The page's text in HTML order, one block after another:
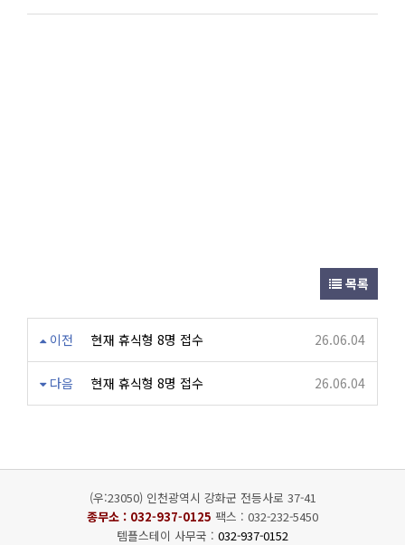
목록
이전 현재 휴식형 8명 접수 26.06.04
다음 현재 휴식형 8명 접수 26.06.04
(우:23050) 인천광역시 강화군 전등사로 37-41
종무소 : 032-937-0125 팩스 : 032-232-5450
템플스테이 사무국 : 032-937-0152